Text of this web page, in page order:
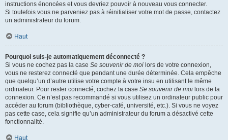
instructions énoncées et vous devriez pouvoir à nouveau vous connecter.
Si toutefois vous ne parveniez pas à réinitialiser votre mot de passe, contactez
un administrateur du forum.
Haut
Pourquoi suis-je automatiquement déconnecté ?
Si vous ne cochez pas la case Se souvenir de moi lors de votre connexion,
vous ne resterez connecté que pendant une durée déterminée. Cela empêche
que quelqu’un d’autre utilise votre compte à votre insu en utilisant le même
ordinateur. Pour rester connecté, cochez la case Se souvenir de moi lors de la
connexion. Ce n’est pas recommandé si vous utilisez un ordinateur public pour
accéder au forum (bibliothèque, cyber-café, université, etc.). Si vous ne voyez
pas cette case, cela signifie qu’un administrateur du forum a désactivé cette
fonctionnalité.
Haut